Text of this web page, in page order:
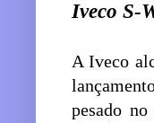
Iveco S-
A Iveco
pesado